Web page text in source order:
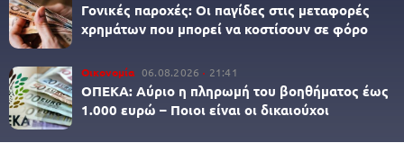
Γονικές παροχές: Οι παγίδες στις μεταφορές
χρημάτων που μπορεί να κοστίσουν σε φόρο
Οικονομία 06.08.2026 21:41
ΟΠΕΚΑ: Αύριο η πληρωμή του βοηθήματος έως
1.000 ευρώ – Ποιοι είναι οι δικαιούχοι